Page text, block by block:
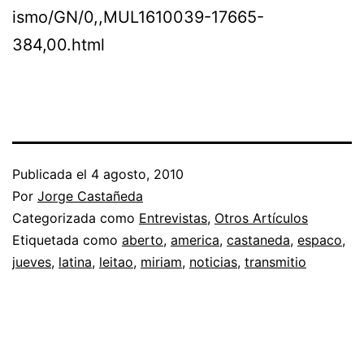
ismo/GN/0,,MUL1610039-17665-
384,00.html
Publicada el 4 agosto, 2010
Por Jorge Castañeda
Categorizada como Entrevistas, Otros Artículos
Etiquetada como aberto, america, castaneda, espaco,
jueves, latina, leitao, miriam, noticias, transmitio